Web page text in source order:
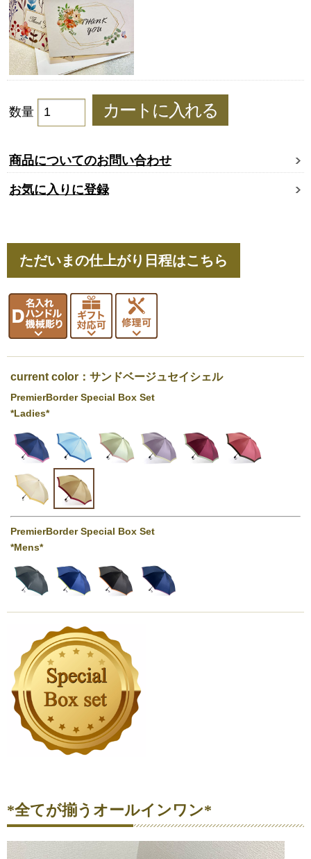
数量
商品についてのお問い合わせ
お気に入りに登録
ただいまの仕上がり日程はこちら
current color：サンドベージュセイシェル
PremierBorder Special Box Set
*Ladies*
PremierBorder Special Box Set
*Mens*
*全てが揃うオールインワン*